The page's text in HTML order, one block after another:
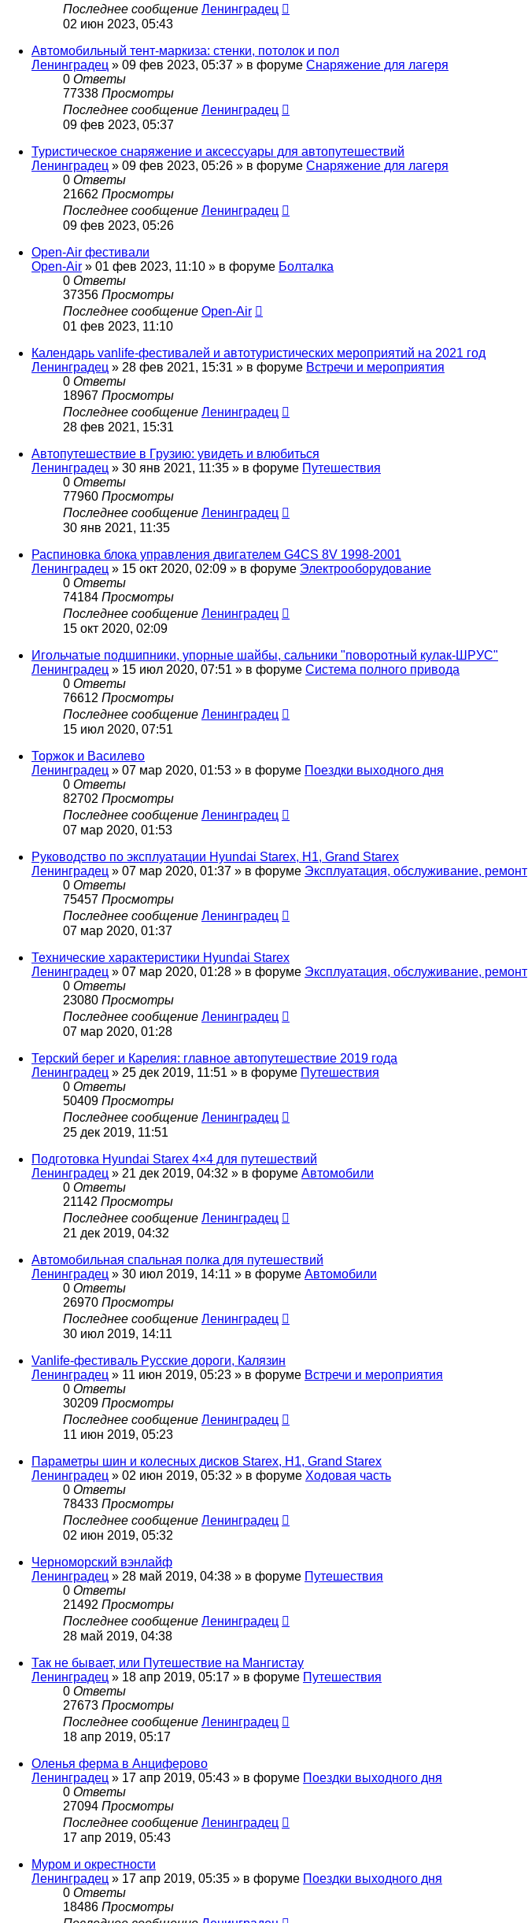
Последнее сообщение Ленинградец
02 июн 2023, 05:43
Автомобильный тент-маркиза: стенки, потолок и пол
Ленинградец » 09 фев 2023, 05:37 » в форуме Снаряжение для лагеря
0 Ответы
77338 Просмотры
Последнее сообщение Ленинградец
09 фев 2023, 05:37
Туристическое снаряжение и аксессуары для автопутешествий
Ленинградец » 09 фев 2023, 05:26 » в форуме Снаряжение для лагеря
0 Ответы
21662 Просмотры
Последнее сообщение Ленинградец
09 фев 2023, 05:26
Open-Air фестивали
Open-Air » 01 фев 2023, 11:10 » в форуме Болталка
0 Ответы
37356 Просмотры
Последнее сообщение Open-Air
01 фев 2023, 11:10
Календарь vanlife-фестивалей и автотуристических мероприятий на 2021 год
Ленинградец » 28 фев 2021, 15:31 » в форуме Встречи и мероприятия
0 Ответы
18967 Просмотры
Последнее сообщение Ленинградец
28 фев 2021, 15:31
Автопутешествие в Грузию: увидеть и влюбиться
Ленинградец » 30 янв 2021, 11:35 » в форуме Путешествия
0 Ответы
77960 Просмотры
Последнее сообщение Ленинградец
30 янв 2021, 11:35
Распиновка блока управления двигателем G4CS 8V 1998-2001
Ленинградец » 15 окт 2020, 02:09 » в форуме Электрооборудование
0 Ответы
74184 Просмотры
Последнее сообщение Ленинградец
15 окт 2020, 02:09
Игольчатые подшипники, упорные шайбы, сальники "поворотный кулак-ШРУС"
Ленинградец » 15 июл 2020, 07:51 » в форуме Система полного привода
0 Ответы
76612 Просмотры
Последнее сообщение Ленинградец
15 июл 2020, 07:51
Торжок и Василево
Ленинградец » 07 мар 2020, 01:53 » в форуме Поездки выходного дня
0 Ответы
82702 Просмотры
Последнее сообщение Ленинградец
07 мар 2020, 01:53
Руководство по эксплуатации Hyundai Starex, H1, Grand Starex
Ленинградец » 07 мар 2020, 01:37 » в форуме Эксплуатация, обслуживание, ремонт
0 Ответы
75457 Просмотры
Последнее сообщение Ленинградец
07 мар 2020, 01:37
Технические характеристики Hyundai Starex
Ленинградец » 07 мар 2020, 01:28 » в форуме Эксплуатация, обслуживание, ремонт
0 Ответы
23080 Просмотры
Последнее сообщение Ленинградец
07 мар 2020, 01:28
Терский берег и Карелия: главное автопутешествие 2019 года
Ленинградец » 25 дек 2019, 11:51 » в форуме Путешествия
0 Ответы
50409 Просмотры
Последнее сообщение Ленинградец
25 дек 2019, 11:51
Подготовка Hyundai Starex 4×4 для путешествий
Ленинградец » 21 дек 2019, 04:32 » в форуме Автомобили
0 Ответы
21142 Просмотры
Последнее сообщение Ленинградец
21 дек 2019, 04:32
Автомобильная спальная полка для путешествий
Ленинградец » 30 июл 2019, 14:11 » в форуме Автомобили
0 Ответы
26970 Просмотры
Последнее сообщение Ленинградец
30 июл 2019, 14:11
Vanlife-фестиваль Русские дороги, Калязин
Ленинградец » 11 июн 2019, 05:23 » в форуме Встречи и мероприятия
0 Ответы
30209 Просмотры
Последнее сообщение Ленинградец
11 июн 2019, 05:23
Параметры шин и колесных дисков Starex, H1, Grand Starex
Ленинградец » 02 июн 2019, 05:32 » в форуме Ходовая часть
0 Ответы
78433 Просмотры
Последнее сообщение Ленинградец
02 июн 2019, 05:32
Черноморский вэнлайф
Ленинградец » 28 май 2019, 04:38 » в форуме Путешествия
0 Ответы
21492 Просмотры
Последнее сообщение Ленинградец
28 май 2019, 04:38
Так не бывает, или Путешествие на Мангистау
Ленинградец » 18 апр 2019, 05:17 » в форуме Путешествия
0 Ответы
27673 Просмотры
Последнее сообщение Ленинградец
18 апр 2019, 05:17
Оленья ферма в Анциферово
Ленинградец » 17 апр 2019, 05:43 » в форуме Поездки выходного дня
0 Ответы
27094 Просмотры
Последнее сообщение Ленинградец
17 апр 2019, 05:43
Муром и окрестности
Ленинградец » 17 апр 2019, 05:35 » в форуме Поездки выходного дня
0 Ответы
18486 Просмотры